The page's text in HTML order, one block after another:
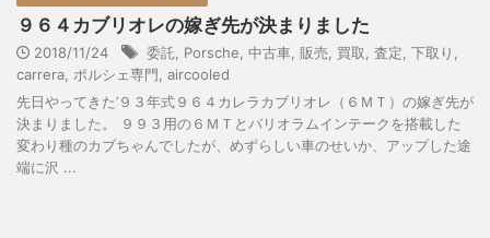
９６４カブリオレの嫁ぎ先が決まりました
2018/11/24 委託, Porsche, 中古車, 販売, 買取, 査定, 下取り ,
carrera, ポルシェ専門, aircooled
先日やってきた’９３年式９６４カレラカブリオレ（６ＭＴ）の嫁ぎ先が
決まりました。 ９９３用の６ＭＴとバリオラムインテークを搭載した
変わり種のカブちゃんでしたが、めずらしい車のせいか、アップした途
端に沢 ...